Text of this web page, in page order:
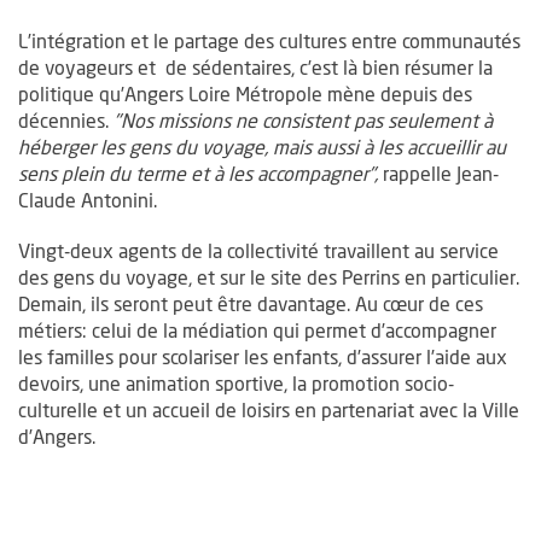
L’intégration et le partage des cultures entre communautés
de voyageurs et de sédentaires, c’est là bien résumer la
politique qu’Angers Loire Métropole mène depuis des
décennies. "Nos missions ne consistent pas seulement à
héberger les gens du voyage, mais aussi à les accueillir au
sens plein du terme et à les accompagner", rappelle Jean-
Claude Antonini.
Vingt-deux agents de la collectivité travaillent au service
des gens du voyage, et sur le site des Perrins en particulier.
Demain, ils seront peut être davantage. Au cœur de ces
métiers: celui de la médiation qui permet d’accompagner
les familles pour scolariser les enfants, d’assurer l’aide aux
devoirs, une animation sportive, la promotion socio-
culturelle et un accueil de loisirs en partenariat avec la Ville
d’Angers.